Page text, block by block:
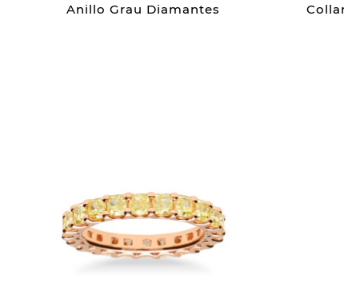
Anillo Grau Diamantes